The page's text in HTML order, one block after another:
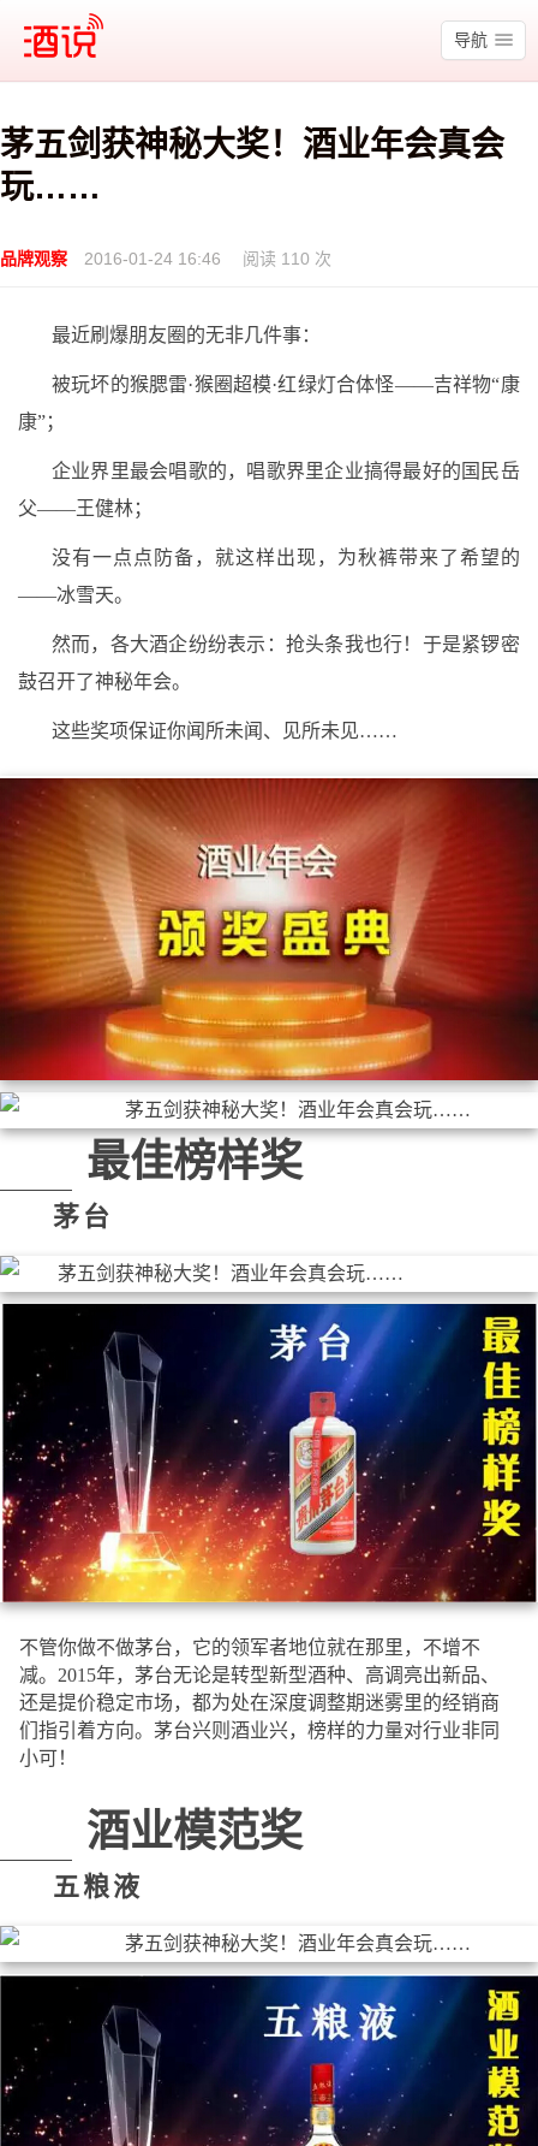
酒说
导航
茅五剑获神秘大奖！酒业年会真会
玩……
品牌观察 2016-01-24 16:46 阅读 110 次
最近刷爆朋友圈的无非几件事：
被玩坏的猴腮雷·猴圈超模·红绿灯合体怪——吉祥物“康
康”；
企业界里最会唱歌的，唱歌界里企业搞得最好的国民岳
父——王健林；
没有一点点防备，就这样出现，为秋裤带来了希望的
——冰雪天。
然而，各大酒企纷纷表示：抢头条我也行！于是紧锣密
鼓召开了神秘年会。
这些奖项保证你闻所未闻、见所未见……
最佳榜样奖
茅台
不管你做不做茅台，它的领军者地位就在那里，不增不
减。2015年，茅台无论是转型新型酒种、高调亮出新品、
还是提价稳定市场，都为处在深度调整期迷雾里的经销商
们指引着方向。茅台兴则酒业兴，榜样的力量对行业非同
小可！
酒业模范奖
五粮液